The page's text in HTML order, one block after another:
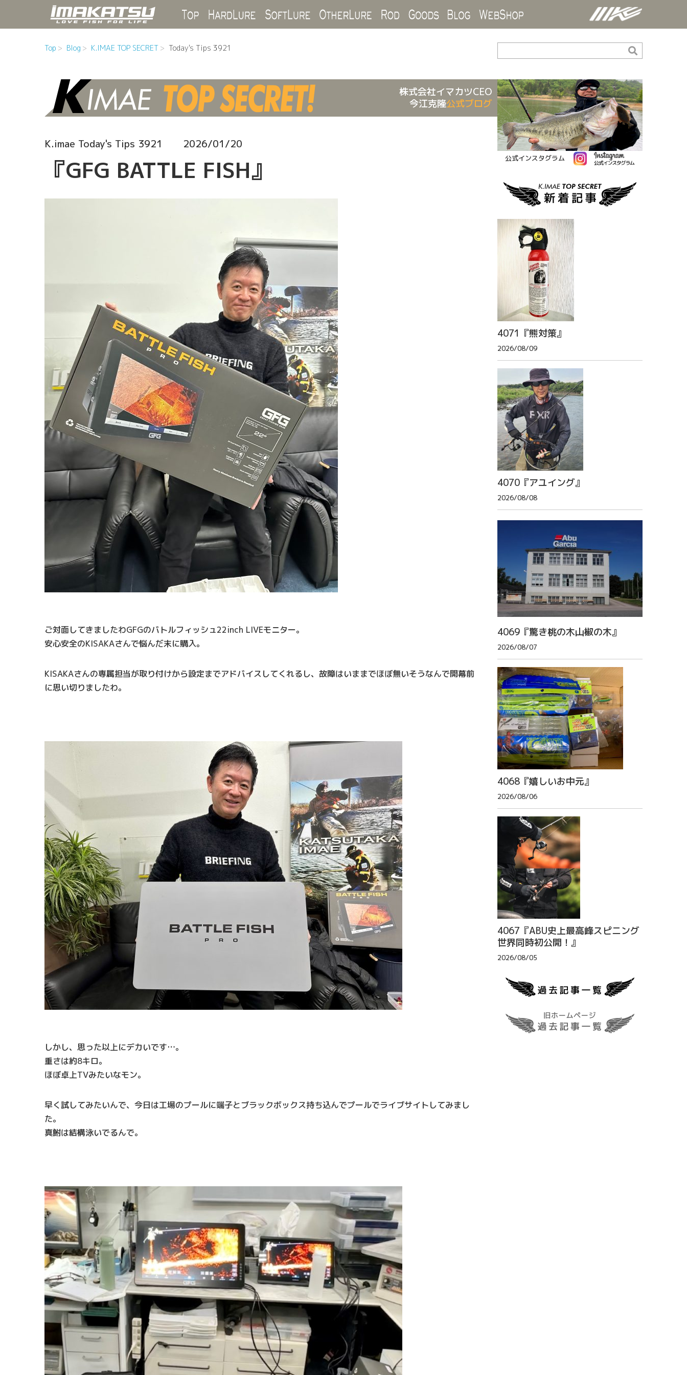
Top Hard Lure Soft Lure Other Lure
Rod Goods Blog
Top Blog K.IMAE TOP SECRET Today's Tips 3921
株式会社イマカツCEO
今江克隆公式ブログ
公式インスタグラム
K.imae Today's Tips 3921 2026/01/20
『GFG BATTLE FISH』
ご対面してきましたわGFGのバトルフィッシュ22inch LIVEモニター。
安心安全のKISAKAさんで悩んだ末に購入。
KISAKAさんの専属担当が取り付けから設定までアドバイスしてくれるし、故障はいままでほぼ無いそうなんで開幕前
に思い切りましたわ。
しかし、思った以上にデカいです…。
重さは約8キロ。
ほぼ卓上TVみたいなモン。
早く試してみたいんで、今日は工場のプールに端子とブラックボックス持ち込んでプールでライブサイトしてみまし
た。
真鮒は結構泳いでるんで。
4071『熊対策』
2026/08/09
4070『アユイング』
2026/08/08
4069『驚き桃の木山椒の木』
2026/08/07
4068『嬉しいお中元』
2026/08/06
4067『ABU史上最高峰スピニング
世界同時初公開！』
2026/08/05